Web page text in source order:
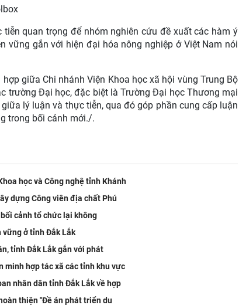
quan trọng để nhóm nghiên cứu đề xuất các hàm ý
vững gắn với hiện đại hóa nông nghiệp ở Việt Nam nói
giữa Chi nhánh Viện Khoa học xã hội vùng Trung Bộ
trường Đại học, đặc biệt là Trường Đại học Thương mại
lý luận và thực tiễn, qua đó góp phần cung cấp luận
trong bối cảnh mới./.
học và Công nghệ tỉnh Khánh
dựng Công viên địa chất Phú
cảnh tổ chức lại không
vững ở tỉnh Đắk Lắk
tỉnh Đắk Lắk gắn với phát
minh hợp tác xã các tỉnh khu vực
nhân dân tỉnh Đắk Lắk về hợp
thiện "Đề án phát triển du